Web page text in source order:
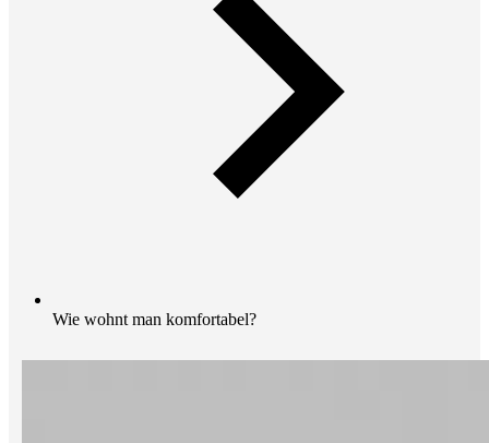
Wie wohnt man komfortabel?